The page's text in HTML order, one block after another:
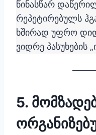
წინასწარ
რეპეტირებულს
ხშირად უფრო
ვიდრე პასუხების
5.